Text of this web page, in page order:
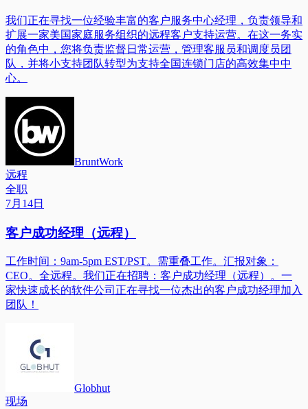
我们正在寻找一位经验丰富的客户服务中心经理，负责领导和
扩展一家美国家庭服务组织的远程客户支持运营。在这一务实
的角色中，您将负责监督日常运营，管理客服员和调度员团
队，并将小支持团队转型为支持全国连锁门店的高效集中中
心。
BruntWork
远程
全职
7月14日
客户成功经理（远程）
工作时间：9am-5pm EST/PST。需重叠工作。汇报对象：
CEO。全远程。我们正在招聘：客户成功经理（远程）。一
家快速成长的软件公司正在寻找一位杰出的客户成功经理加入
团队！
Globhut
现场